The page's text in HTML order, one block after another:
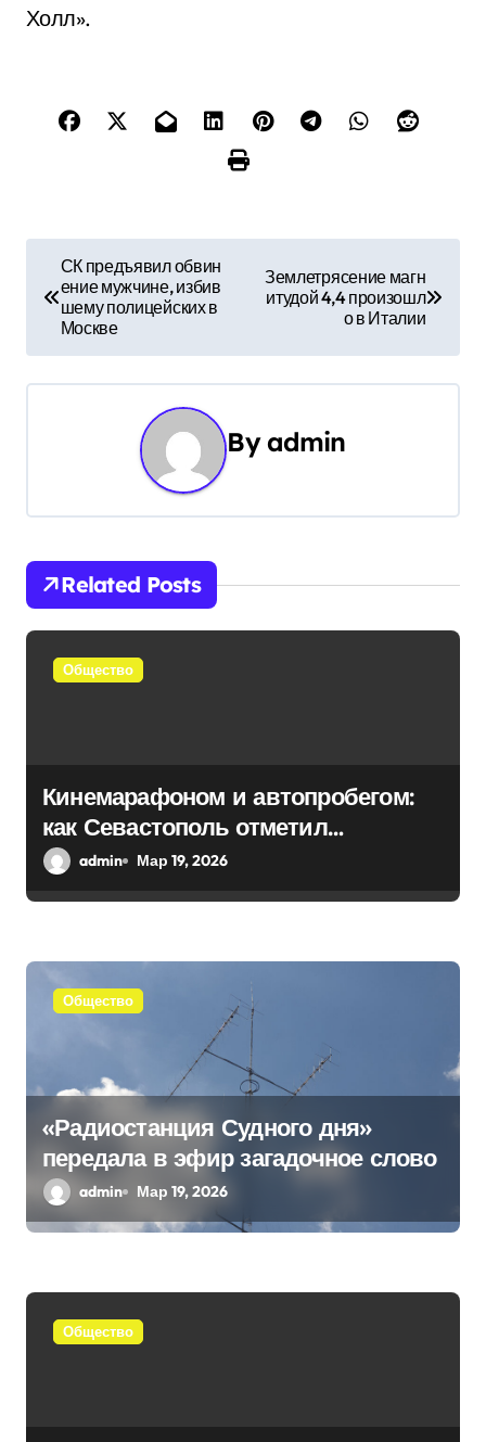
Холл».
в
и
ц
и
я
п
и
я
СК предъявил обвин
ение мужчине, избив
шему полицейских в
Москве
Землетрясение магн
итудой 4,4 произошл
о в Италии
Byadmin
Related Posts
Общество
Кинемарафоном и автопробегом:
как Севастополь отметил
воссоединение с Россией
admin Мар 19, 2026
Общество
«Радиостанция Судного дня»
передала в эфир загадочное слово
admin Мар 19, 2026
Общество